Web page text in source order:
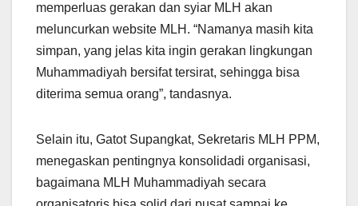
memperluas gerakan dan syiar MLH akan
meluncurkan website MLH. “Namanya masih kita
simpan, yang jelas kita ingin gerakan lingkungan
Muhammadiyah bersifat tersirat, sehingga bisa
diterima semua orang”, tandasnya.
Selain itu, Gatot Supangkat, Sekretaris MLH PPM,
menegaskan pentingnya konsolidadi organisasi,
bagaimana MLH Muhammadiyah secara